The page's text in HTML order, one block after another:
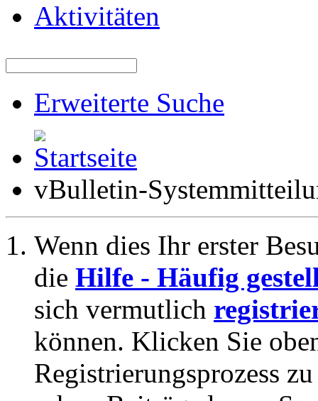
Aktivitäten
Erweiterte Suche
vBulletin-
Wenn dies Ihr erster
die Hilfe - Häufig
sich vermutlich
können. Klicken Sie
Registrierungsprozess